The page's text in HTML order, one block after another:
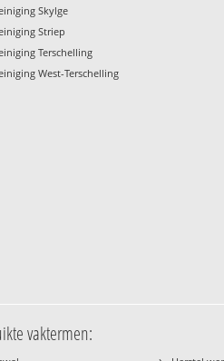
Skylge
Striep
Terschelling
West-Terschelling
vaktermen: